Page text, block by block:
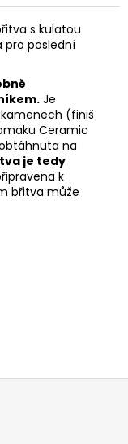
s kulatou
pro poslední
Je
(finiš
Ceramic
na
je tedy
k
břitva může